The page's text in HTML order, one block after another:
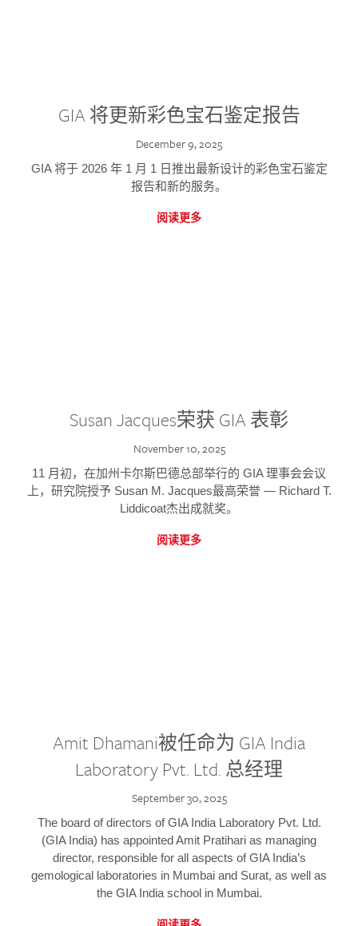
GIA 将更新彩色宝石鉴定报告
December 9, 2025
GIA 将于 2026 年 1 月 1 日推出最新设计的彩色宝石鉴定
报告和新的服务。
阅读更多
Susan Jacques荣获 GIA 表彰
November 10, 2025
11 月初，在加州卡尔斯巴德总部举行的 GIA 理事会会议
上，研究院授予 Susan M. Jacques最高荣誉 — Richard T.
Liddicoat杰出成就奖。
阅读更多
Amit Dhamani被任命为 GIA India
Laboratory Pvt. Ltd. 总经理
September 30, 2025
The board of directors of GIA India Laboratory Pvt. Ltd.
(GIA India) has appointed Amit Pratihari as managing
director, responsible for all aspects of GIA India’s
gemological laboratories in Mumbai and Surat, as well as
the GIA India school in Mumbai.